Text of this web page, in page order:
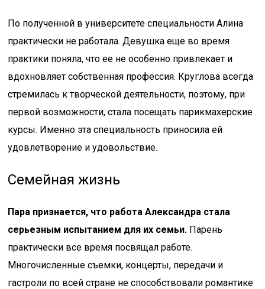
По полученной в университете специальности Алина
практически не работала. Девушка еще во время
практики поняла, что ее не особенно привлекает и
вдохновляет собственная профессия. Круглова всегда
стремилась к творческой деятельности, поэтому, при
первой возможности, стала посещать парикмахерские
курсы. Именно эта специальность приносила ей
удовлетворение и удовольствие.
Семейная жизнь
Пара признается, что работа Александра стала
серьезным испытанием для их семьи. Парень
практически все время посвящал работе.
Многочисленные съемки, концерты, передачи и
гастроли по всей стране не способствовали романтике